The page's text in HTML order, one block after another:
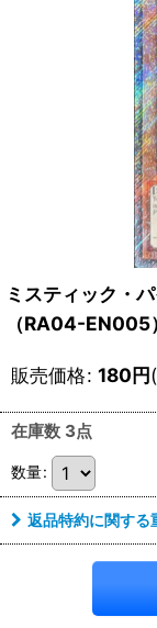
ミスティック・
（RA04-EN005）
販売価格: 180円
在庫数 3点
数量:
返品特約に関する